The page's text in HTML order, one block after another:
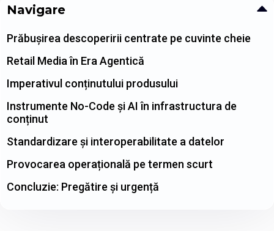
Navigare
Prăbușirea descoperirii centrate pe cuvinte cheie
Retail Media în Era Agentică
Imperativul conținutului produsului
Instrumente No-Code și AI în infrastructura de
conținut
Standardizare și interoperabilitate a datelor
Provocarea operațională pe termen scurt
Concluzie: Pregătire și urgență